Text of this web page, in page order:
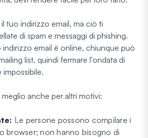
tuo indirizzo email, ma ciò ti
di spam e messaggi di phishing.
email è online, chiunque può
list, quindi fermare l'ondata di
impossibile.
anche per altri motivi:
Le persone possono compilare i
browser; non hanno bisogno di